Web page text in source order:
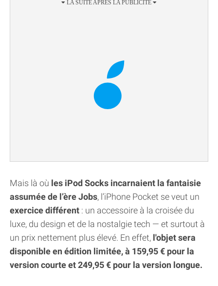
Mais là où les iPod Socks incarnaient la fantaisie
assumée de l’ère Jobs, l’iPhone Pocket se veut un
exercice différent : un accessoire à la croisée du
luxe, du design et de la nostalgie tech — et surtout à
un prix nettement plus élevé. En effet, l'objet sera
disponible en édition limitée, à 159,95 € pour la
version courte et 249,95 € pour la version longue.